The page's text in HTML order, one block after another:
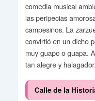
comedia musical
las peripecias
campesinos. La
convirtió en un dicho
muy guapo o guapa.
tan alegre y halagador.
Calle de la